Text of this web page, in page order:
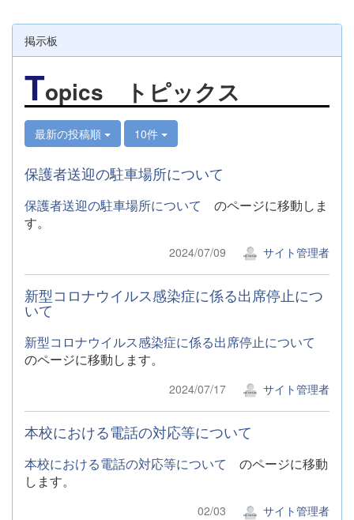
掲示板
Topics トピックス
最新の投稿順 10件
保護者送迎の駐車場所について
保護者送迎の駐車場所について のページに移動しま
す。
2024/07/09 サイト管理者
新型コロナウイルス感染症に係る出席停止につ
いて
新型コロナウイルス感染症に係る出席停止について
のページに移動します。
2024/07/17 サイト管理者
本校における電話の対応等について
本校における電話の対応等について のページに移動
します。
02/03 サイト管理者